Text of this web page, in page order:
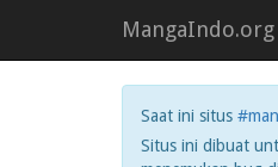
MangaIndo.org
Saat ini situs
Situs ini dibuat